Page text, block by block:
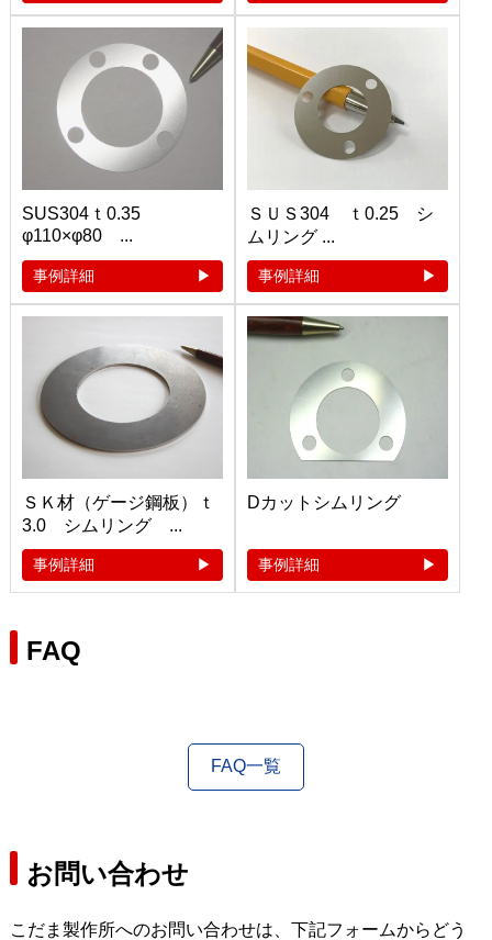
SUS304ｔ0.35
φ110×φ80 ...
事例詳細
ＳＵＳ304 ｔ0.25 シ
ムリング ...
事例詳細
ＳＫ材（ゲージ鋼板）ｔ
3.0 シムリング ...
事例詳細
Dカットシムリング
事例詳細
FAQ
FAQ一覧
お問い合わせ
こだま製作所へのお問い合わせは、下記フォームからどう